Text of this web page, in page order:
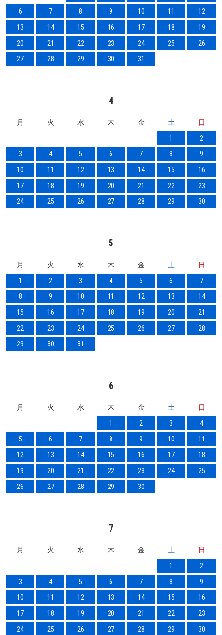
6
7 8 9 10 11
12
13
14 15 16 17 18
19
20
21 22 23 24 25
26
27
28 29 30 31
4
月 火 水 木 金 土
日
1
2
3
4 5 6 7 8
9
10
11 12 13 14 15
16
17
18 19 20 21 22
23
24
25 26 27 28 29 30
5
月 火 水 木 金 土
日
1
2 3 4 5 6
7
8
9 10 11 12 13
14
15
16 17 18 19 20
21
22
23 24 25 26 27
28
29
30 31
6
月 火 水 木 金 土
日
1
2 3
4
5
6 7 8 9 10
11
12
13 14 15 16 17
18
19
20 21 22 23 24
25
26
27 28 29 30
7
月 火 水 木 金 土
日
1
2
3
4 5 6 7 8
9
10
11 12 13 14 15
16
17
18 19 20 21 22
23
24
25 26 27 28 29 30